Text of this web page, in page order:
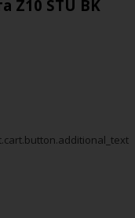
Z10 STU BK